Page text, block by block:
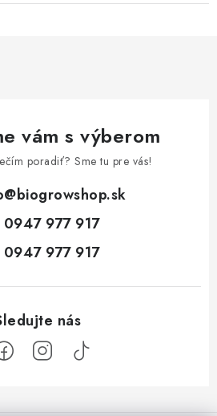
vám s výberom
poradiť? Sme tu pre vás!
@biogrowshop.sk
0947 977 917
0947 977 917